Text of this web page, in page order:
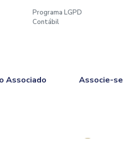
Programa LGPD
Contábil
Associado Associe-se